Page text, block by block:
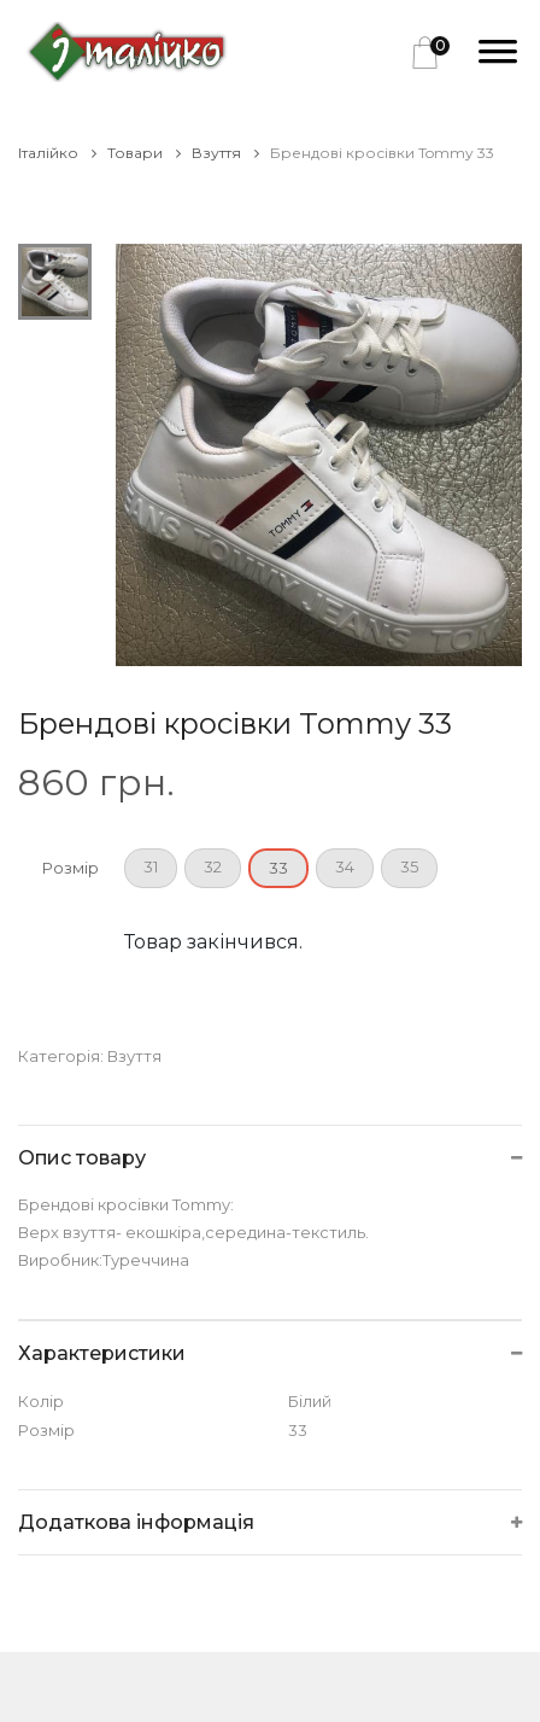
0
Італійко Товари Взуття Брендові кросівки Tommy 33
Брендові кросівки Tommy 33
860 грн.
Розмір 31 32 33 34 35
Товар закінчився.
Категорія: Взуття
Опис товару
Брендові кросівки Tommy:
Верх взуття- екошкіра,середина-текстиль.
Виробник:Туреччина
Характеристики
Колір
Білий
Розмір
33
Додаткова інформація